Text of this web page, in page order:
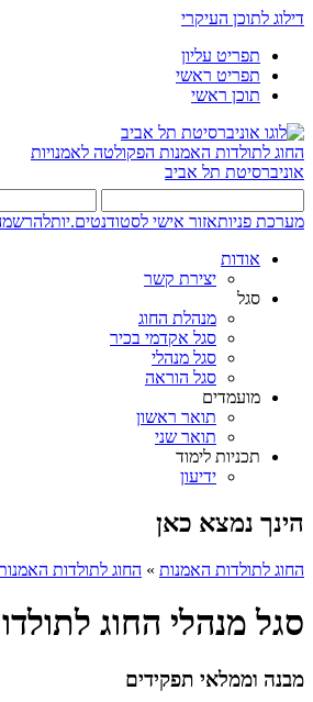
דילוג לתוכן העיקרי
תפריט עליון
תפריט ראשי
תוכן ראשי
החוג לתולדות האמנות הפקולטה לאמנויות
אוניברסיטת תל אביב
מערכת פניותאזור אישי לסטודנטים.יות
אודות
יצירת קשר
סגל
מנהלת החוג
סגל אקדמי בכיר
סגל מנהלי
סגל הוראה
מועמדים
תואר ראשון
תואר שני
תכניות לימוד
ידיעון
הינך נמצא כאן
החוג לתולדות האמנות » החוג לתולדות
סגל מנהלי החוג
מבנה וממלאי תפקידים